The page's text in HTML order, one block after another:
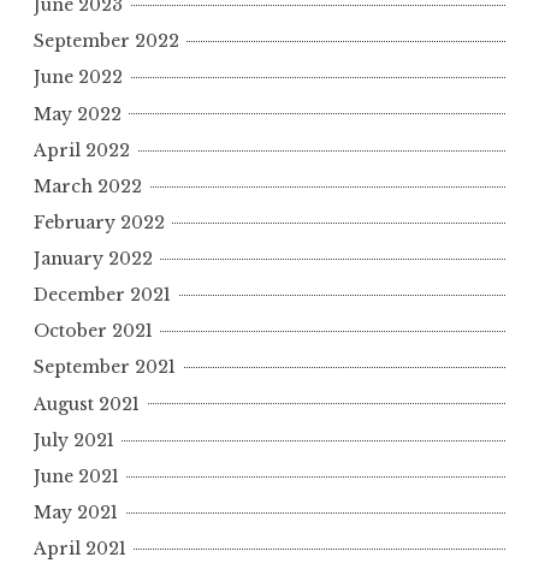
June 2023
September 2022
June 2022
May 2022
April 2022
March 2022
February 2022
January 2022
December 2021
October 2021
September 2021
August 2021
July 2021
June 2021
May 2021
April 2021